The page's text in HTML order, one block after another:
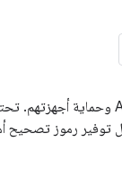
توفير رموز تصحيح